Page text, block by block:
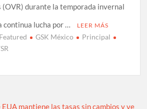
durante la temporada invernal
continua lucha por …
LEER MÁS
Featured GSK México
Principal